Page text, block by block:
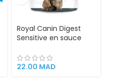
Royal Canin Digest
Sensitive en sauce
l’estomac sensible
22.00 MAD